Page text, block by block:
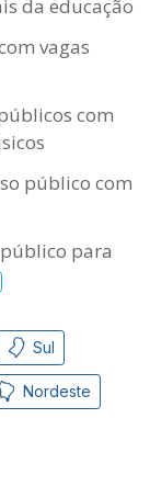
da educação
vagas
com
público com
público para
Sul
Nordeste